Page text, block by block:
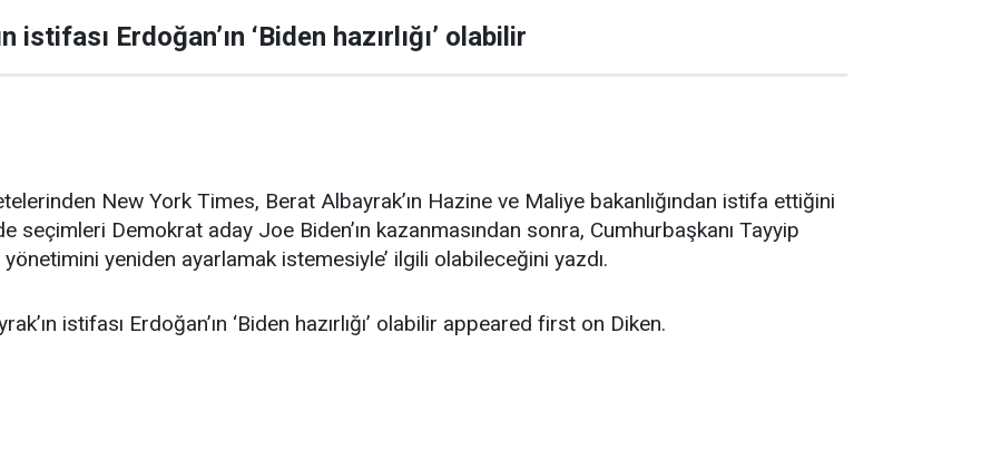
istifası Erdoğan’ın ‘Biden hazırlığı’ olabilir
New York Times, Berat Albayrak’ın Hazine ve Maliye bakanlığından istifa ettiğini
seçimleri Demokrat aday Joe Biden’ın kazanmasından sonra, Cumhurbaşkanı Tayyip
yönetimini yeniden ayarlamak istemesiyle’ ilgili olabileceğini yazdı.
istifası Erdoğan’ın ‘Biden hazırlığı’ olabilir appeared first on Diken.